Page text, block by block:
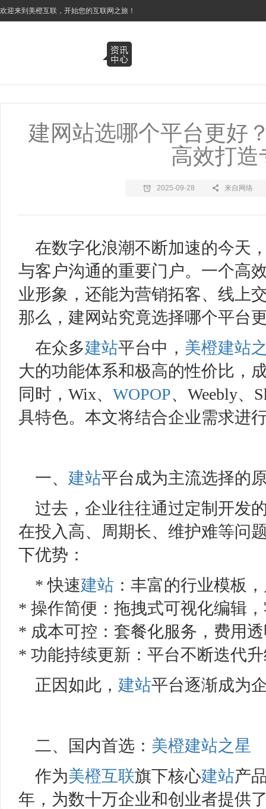
欢迎来到美橙互联，开始您的互联网之旅！
建网站选哪个平台更好
高效打造
2025-09-28 来自网络
在数字化浪潮不断加速的今天
与客户沟通的重要门户。一个高
业形象，还能为营销拓客、线上
那么，建网站究竟选择哪个平台
在众多建站平台中， 美橙建站
大的功能体系和极高的性价比，
同时，Wix、 WOPOP、Weebly、
具特色。本文将结合企业需求进
一、 建站平台成为主流选择的
过去，企业往往通过定制开发
在投入高、周期长、维护难等问
下优势：
* 快速建站 ：丰富的行业模板
* 操作简便：拖拽式可视化编辑
* 成本可控：套餐化服务，费用
* 功能持续更新：平台不断迭代
正因如此， 建站平台逐渐成为
二、国内首选： 美橙建站之星
作为美橙互联旗下核心建站产
年，为数十万企业和创业者提供